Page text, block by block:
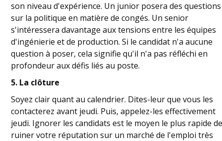
son niveau d'expérience. Un junior posera des questions
sur la politique en matière de congés. Un senior
s'intéressera davantage aux tensions entre les équipes
d'ingénierie et de production. Si le candidat n'a aucune
question à poser, cela signifie qu'il n'a pas réfléchi en
profondeur aux défis liés au poste.
5. La clôture
Soyez clair quant au calendrier. Dites-leur que vous les
contacterez avant jeudi. Puis, appelez-les effectivement
jeudi. Ignorer les candidats est le moyen le plus rapide
ruiner votre réputation sur un marché de l'emploi très